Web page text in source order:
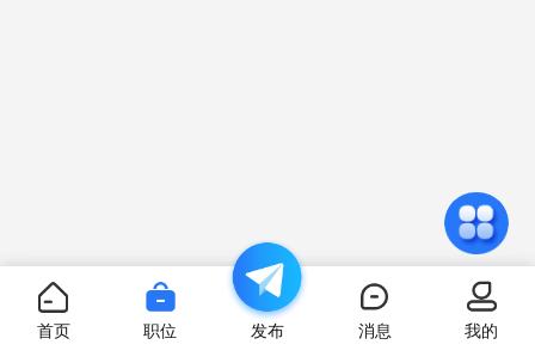
首页 职位 发布 消息 我的